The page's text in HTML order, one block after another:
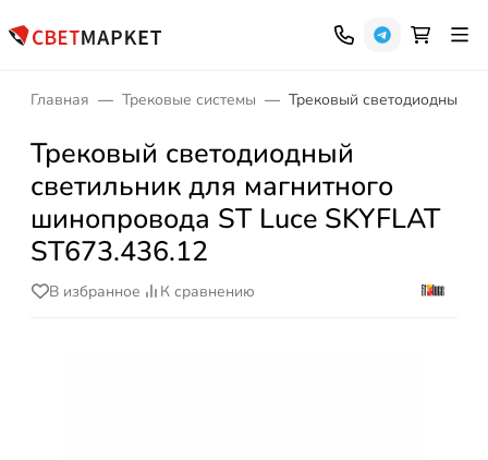
Главная Трековые системы Трековый светодиодный
Трековый светодиодный
светильник для магнитного
шинопровода ST Luce SKYFLAT
ST673.436.12
В избранное К сравнению